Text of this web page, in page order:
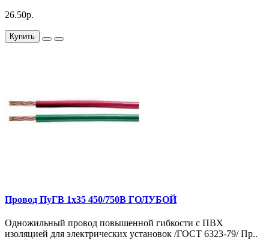
26.50р.
Купить
Провод ПуГВ 1х35 450/750В ГОЛУБОЙ
Одножильный провод повышенной гибкости с ПВХ
изоляцией для электрических установок /ГОСТ 6323-79/ Пр..